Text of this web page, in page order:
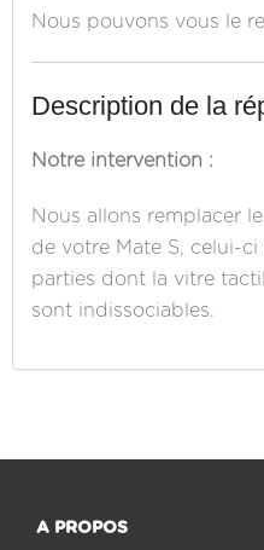
Nous pouvons vous le
Description de la
Notre intervention :
Nous allons remplacer
de votre Mate S, celui-
parties dont la vitre
sont indissociables.
A PROPOS